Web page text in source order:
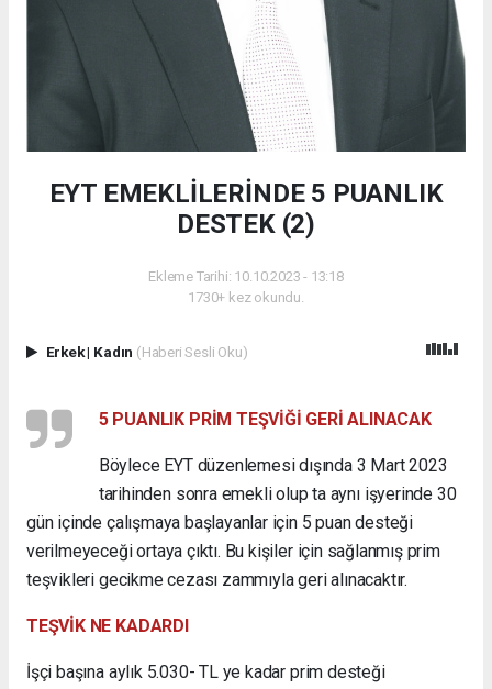
EYT EMEKLİLERİNDE 5 PUANLIK
DESTEK (2)
Ekleme Tarihi: 10.10.2023 - 13:18
1730+ kez okundu.
Erkek| Kadın (Haberi Sesli Oku)
5 PUANLIK PRİM TEŞVİĞİ GERİ ALINACAK
Böylece EYT düzenlemesi dışında 3 Mart 2023
tarihinden sonra emekli olup ta aynı işyerinde 30
gün içinde çalışmaya başlayanlar için 5 puan desteği
verilmeyeceği ortaya çıktı. Bu kişiler için sağlanmış prim
teşvikleri gecikme cezası zammıyla geri alınacaktır.
TEŞVİK NE KADARDI
İşçi başına aylık 5.030- TL ye kadar prim desteği